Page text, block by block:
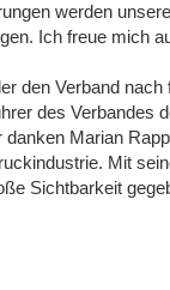
werden
Ich freue mich
den Verband
des Verbandes
Marian
Mit
Sichtbarkeit